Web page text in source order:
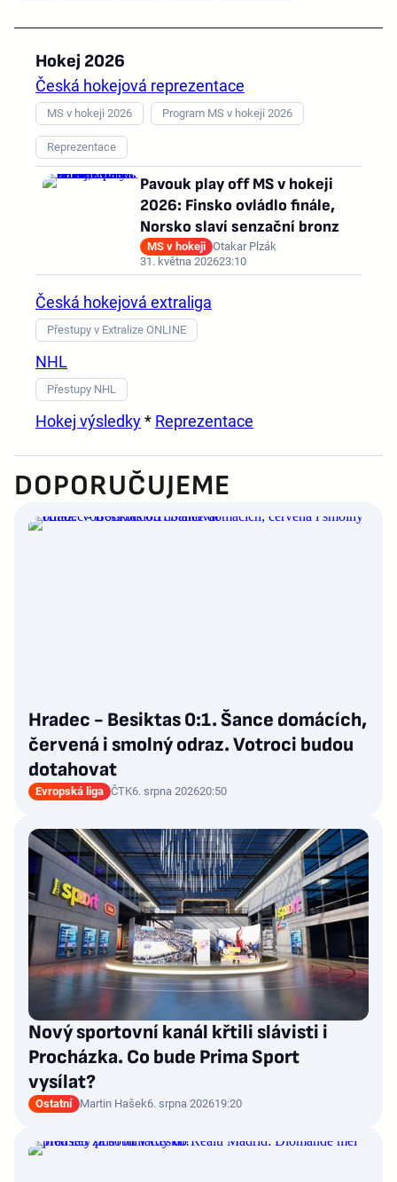
Hokej 2026
Česká hokejová reprezentace
MS v hokeji 2026 Program MS v hokeji 2026
Reprezentace
Pavouk play off MS v hokeji
2026: Finsko ovládlo finále,
Norsko slaví senzační bronz
MS v hokeji Otakar Plzák
31. května 202623:10
Česká hokejová extraliga
Přestupy v Extralize ONLINE
NHL
Přestupy NHL
Hokej výsledky* Reprezentace
DOPORUČUJEME
Hradec - Besiktas 0:1. Šance domácích,
červená i smolný odraz. Votroci budou
dotahovat
Evropská liga ČTK6. srpna 202620:50
Nový sportovní kanál křtili slávisti i
Procházka. Co bude Prima Sport
vysílat?
Ostatní Martin Hašek6. srpna 202619:20